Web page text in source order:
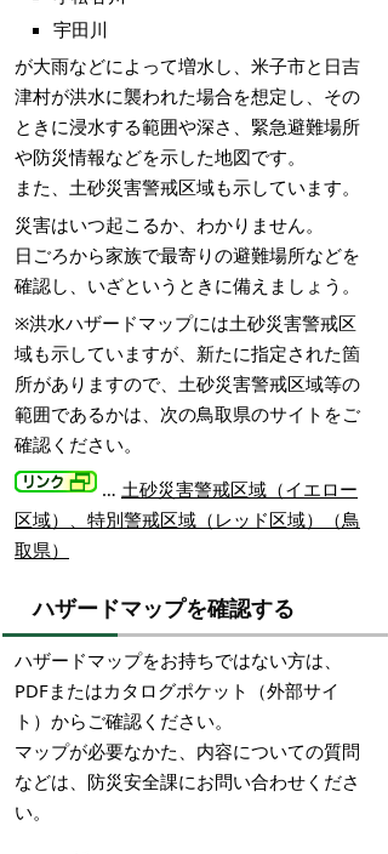
宇田川
が大雨などによって増水し、米子市と日吉
津村が洪水に襲われた場合を想定し、その
ときに浸水する範囲や深さ、緊急避難場所
や防災情報などを示した地図です。
また、土砂災害警戒区域も示しています。
災害はいつ起こるか、わかりません。
日ごろから家族で最寄りの避難場所などを
確認し、いざというときに備えましょう。
※洪水ハザードマップには土砂災害警戒区
域も示していますが、新たに指定された箇
所がありますので、土砂災害警戒区域等の
範囲であるかは、次の鳥取県のサイトをご
確認ください。
… 土砂災害警戒区域（イエロー
区域）、特別警戒区域（レッド区域）（鳥
取県）
ハザードマップを確認する
ハザードマップをお持ちではない方は、
PDFまたはカタログポケット（外部サイ
ト）からご確認ください。
マップが必要なかた、内容についての質問
などは、防災安全課にお問い合わせくださ
い。